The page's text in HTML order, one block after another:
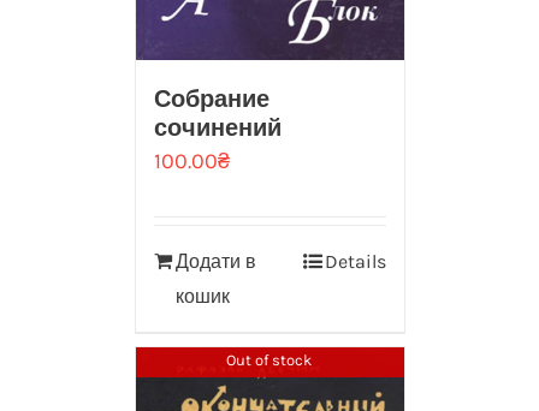
Собрание
сочинений
100.00₴
Додати в
кошик
Details
Out of stock